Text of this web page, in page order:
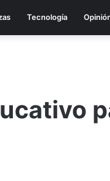
Tecnología